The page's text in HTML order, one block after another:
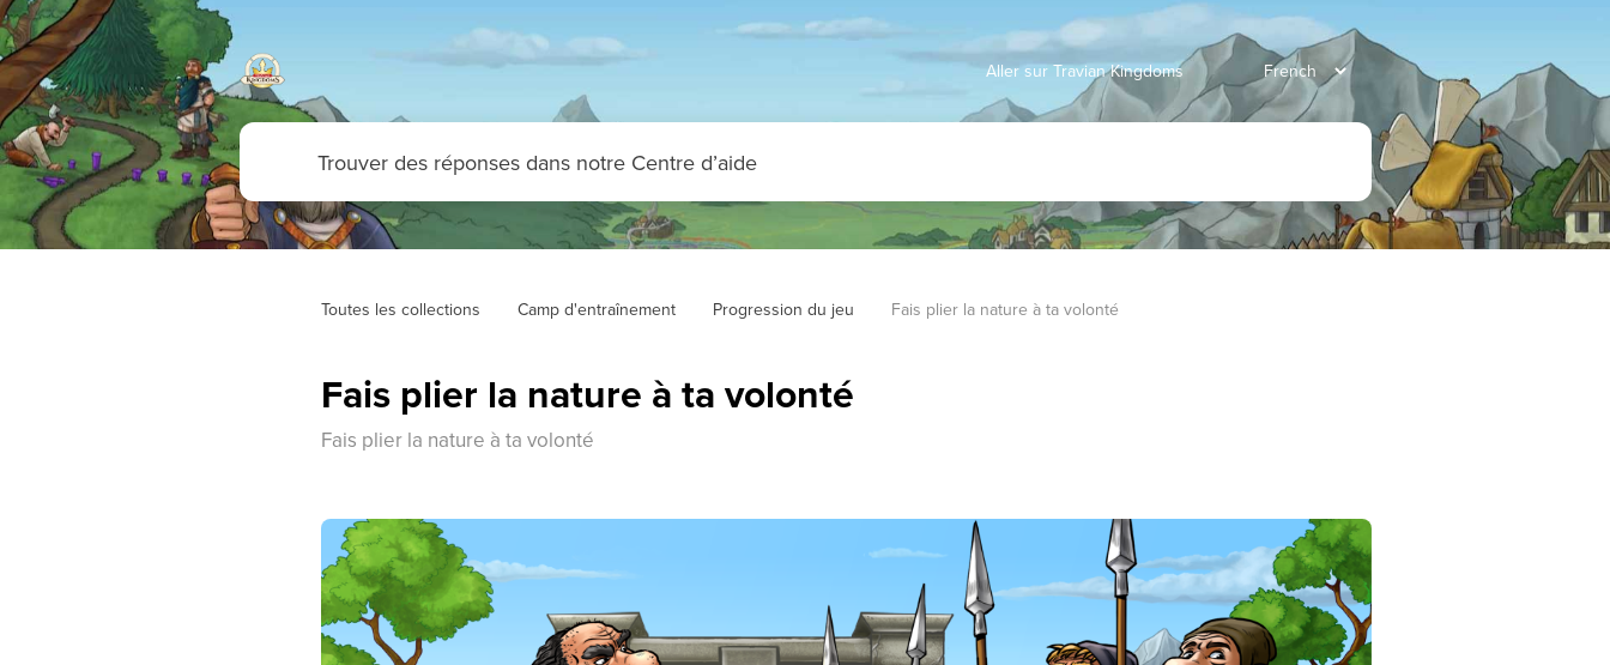
Aller sur Travian Kingdoms
Toutes les collections Camp d'entraînement Progression du jeu Fais plier la nature à ta volonté
Fais plier la nature à ta volonté
Fais plier la nature à ta volonté